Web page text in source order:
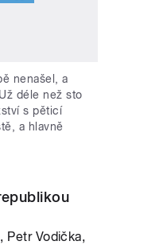
nenašel, a
déle než sto
s pěticí
a hlavně
Petr Vodička,